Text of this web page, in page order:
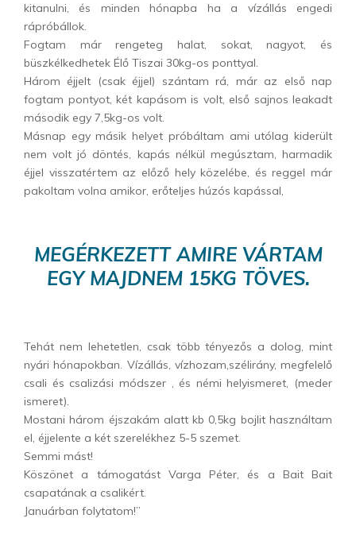
kitanulni, és minden hónapba ha a vízállás engedi
rápróbállok.
Fogtam már rengeteg halat, sokat, nagyot, és
büszkélkedhetek Élő Tiszai 30kg-os ponttyal.
Három éjjelt (csak éjjel) szántam rá, már az első nap
fogtam pontyot, két kapásom is volt, első sajnos leakadt
második egy 7,5kg-os volt.
Másnap egy másik helyet próbáltam ami utólag kiderült
nem volt jó döntés, kapás nélkül megúsztam, harmadik
éjjel visszatértem az előző hely közelébe, és reggel már
pakoltam volna amikor, erőteljes húzós kapással,
MEGÉRKEZETT AMIRE VÁRTAM
EGY MAJDNEM 15KG TÖVES.
Tehát nem lehetetlen, csak több tényezős a dolog, mint
nyári hónapokban. Vízállás, vízhozam,szélirány, megfelelő
csali és csalizási módszer , és némi helyismeret, (meder
ismeret).
Mostani három éjszakám alatt kb 0,5kg bojlit használtam
el, éjjelente a két szerelékhez 5-5 szemet.
Semmi mást!
Köszönet a támogatást Varga Péter, és a Bait Bait
csapatának a csalikért.
Januárban folytatom!”